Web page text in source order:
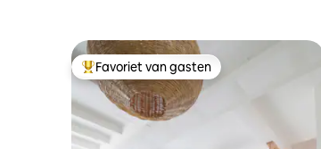
Topfavoriet van gasten
Favoriet van gasten